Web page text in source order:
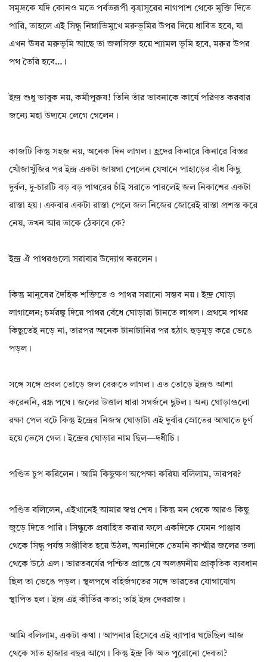
সমুদ্রকে যদি কোনও মতে পর্বতরূপী বৃত্রাসুরের নাগপাশ থেকে মুক্তি দিতে
পারি, তাহলে এই সিন্ধু নিম্নাভিমুখে মরুভূমির উপর দিয়ে ধাবিত হবে, যা
এখন ঊষর মরুভূমি আছে তা জলসিক্ত হয়ে শ্যামল ভূমি হবে, মরুর উপর
পথ তৈরি হবে…।
ইন্দ্র শুধু ভাবুক নয়, কর্মীপুরুষ! তিনি তাঁর ভাবনাকে কার্যে পরিণত করবার
জন্যে মহা উদ্যমে লেগে গেলেন।
কাজটি কিন্তু সহজ নয়, অনেক দিন লাগল। হ্রদের কিনারে কিনারে বিস্তর
খোঁজাখুঁজির পর ইন্দ্র একটা জায়গা পেলেন যেখানে পাহাড়ের বাঁধ কিছু
দুর্বল, দু-চারটি বড় বড় পাথরের চাঁই সরাতে পারলেই জল নিকাশের একটা
রাস্তা হয়। একবার একটা রাস্তা পেলে জল নিজের জোরেই রাস্তা প্রশস্ত করে
নেয়, তখন আর তাকে ঠেকাবে কে?
ইন্দ্র ঐ পাথরগুলো সরাবার উদ্যোগ করলেন।
কিন্তু মানুষের দৈহিক শক্তিতে ও পাথর সরানো সম্ভব নয়। ইন্দ্র ঘোড়া
লাগালেন; চর্মরঙ্কু দিয়ে পাথর বেঁধে ঘোড়ারা টানতে লাগল। প্রথমে পাথর
কিছুতেই নড়ে না, তারপর অনেক টানাটানির পর হঠাৎ হুড়মুড় করে ভেঙে
পড়ল।
সঙ্গে সঙ্গে প্রবল তোড়ে জল বেরুতে লাগল। এত তোড়ে ইন্দ্রও আশা
করেননি, রন্ধ্র পথে। জলের উত্তাল ধারা সগর্জনে ছুটল। অন্য ঘোড়াগুলো
রক্ষা পেল বটে কিন্তু ইন্দ্রের নিজস্ব ঘোড়াটা এই দুর্বার স্রোতের আঘাতে চূর্ণ
হয়ে ভেসে গেল। ইন্দ্রের ঘোড়ার নাম ছিল—দধীচি।
পণ্ডিত চুপ করিলেন। আমি কিছুক্ষণ অপেক্ষা করিয়া বলিলাম, তারপর?
পণ্ডিত বলিলেন, এইখানেই আমার স্বপ্ন শেষ। কিন্তু মন থেকে আরও কিছু
জুড়ে দিতে পারি। সিন্ধুকে প্রবাহিত করার ফলে একদিকে যেমন পাঞ্জাব
থেকে সিন্ধু পর্যন্ত সঞ্জীবিত হয়ে উঠল, অন্যদিকে তেমনি কাশ্মীর জলের তলা
থেকে উঠে এল। ভারতবর্ষের পশ্চিত প্রান্তে যে অলঙ্ঘনীয় প্রাকৃতিক ব্যবধান
ছিল তা ভেঙে পড়ল। স্থলপথে বহির্জগতের সঙ্গে ভারতের যোগাযোগ
স্থাপিত হল। ইন্দ্র এই কীর্তির কতা; তাই ইন্দ্র দেবরাজ।
আমি বলিলাম, একটা কথা। আপনার হিসেবে এই ব্যাপার ঘটেছিল আজ
থেকে সাত হাজার বছর আগে। কিন্তু ইন্দ্র কি অত পুরোনো দেবতা?